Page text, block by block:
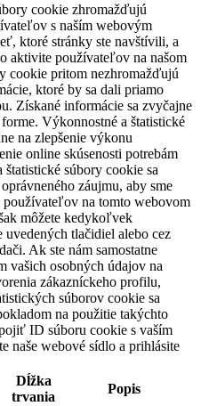
cookie zhromažďujú
s naším webovým
ktoré stránky ste navštívili, a
aktivite používateľov na našom
cookie pritom nezhromažďujú
ktoré by sa dali priamo
Získané informácie sa zvyčajne
Výkonnostné a štatistické
na zlepšenie výkonu
online skúsenosti potrebám
súbory cookie sa
záujmu, aby sme
používateľov na tomto webovom
môžete kedykoľvek
tlačidiel alebo cez
Ak ste nám samostatne
vašich osobných údajov na
zákazníckeho profilu,
súborov cookie sa
na použitie takýchto
ID súboru cookie s vaším
naše webové sídlo a prihlásite
Dĺžka
trvania
Popis